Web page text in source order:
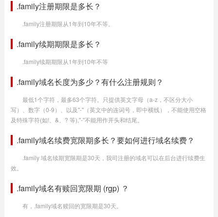
.family注册期限是多长？
.family注册期限从1年到10年不等。
.family续期期限是多长？
.family续期期限从1年到10年不等
.family域名长度为多少？有什么注册规则？
最低1个字符，最多63个字符。只提供英文字母（a-z，不区分大小
写）、数字（0-9）、以及"-"（英文中的连词号，即中横线），不能使用空格
及特殊字符(如!、&、? 等),"-"不能用作开头和结尾。
.family域名续费宽限期多长？要如何进行域名续费？
.family 域名续期宽限期是30天，我司注册的域名可以在后台进行续费生
效。
.family域名有赎回宽限期 (rgp) ？
有，.family域名赎回的宽限期是30天。